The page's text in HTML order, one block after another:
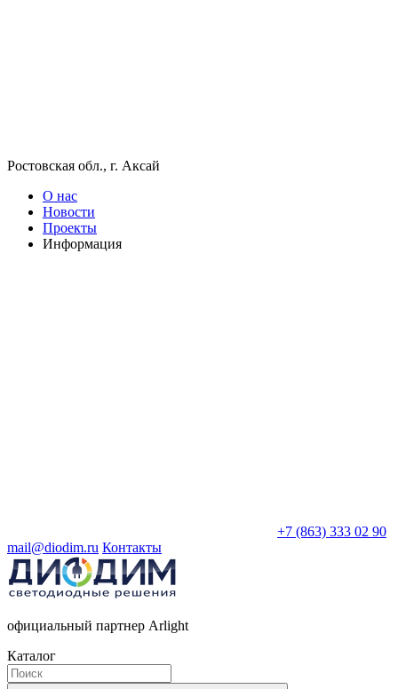
Ростовская обл., г. Аксай
О нас
Новости
Проекты
Информация
+7 (863) 333 02 90
mail@diodim.ru Контакты
официальный партнер Arlight
Каталог